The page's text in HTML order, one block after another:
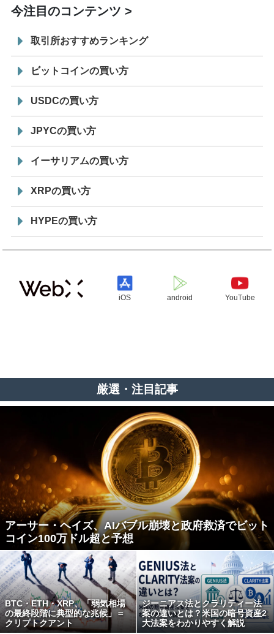
今注目のコンテンツ
取引所おすすめランキング
ビットコインの買い方
USDCの買い方
JPYCの買い方
イーサリアムの買い方
XRPの買い方
HYPEの買い方
iOS android YouTube
厳選・注目記事
アーサー・ヘイズ、AIバブル崩壊と政府救済でビット
コイン100万ドル超と予想
BTC・ETH・XRP、「弱気相場
の最終段階に典型的な兆候」＝
クリプトクアント
ジーニアス法とクラリティー法
案の違いとは？米国の暗号資産2
大法案をわかりやすく解説